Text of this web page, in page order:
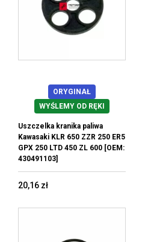
ORYGINAŁ
WYŚLEMY OD RĘKI
Uszczelka kranika paliwa
Kawasaki KLR 650 ZZR 250 ER5
GPX 250 LTD 450 ZL 600 [OEM:
430491103]
20,16 zł